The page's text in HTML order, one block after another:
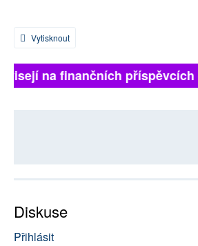
Vytisknout
na finančních příspěvcích
Diskuse
Přihlásit